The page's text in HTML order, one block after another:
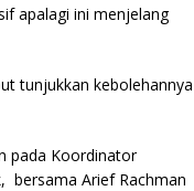
apalagi ini menjelang
tunjukkan kebolehannya
pada Koordinator
bersama Arief Rachman